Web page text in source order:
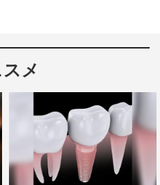
が芸人たちの私生活の領収
もに査定し、金額に見合う
というトークバラエティ。
り越えた日の領収書を提
不祥事の裏側で、実はトリ
かす太田。そんな中、誰よ
メ